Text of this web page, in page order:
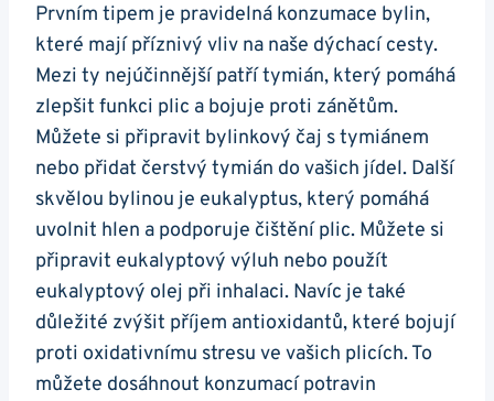
Prvním tipem je pravidelná konzumace bylin,
které mají ⁢příznivý‍ vliv na naše dýchací cesty.‍
Mezi ty nejúčinnější ​patří ⁢tymián, ​který pomáhá
zlepšit funkci plic‍ a bojuje proti ‌zánětům.‍
Můžete si připravit ⁢bylinkový čaj s tymiánem
⁣nebo přidat čerstvý tymián⁢ do vašich ​jídel. Další
skvělou bylinou‌ je eukalyptus, který pomáhá
uvolnit hlen⁣ a podporuje čištění plic. Můžete si
připravit eukalyptový výluh nebo použít
eukalyptový olej při inhalaci. ​Navíc je také
důležité zvýšit příjem antioxidantů, které bojují
proti ⁤oxidativnímu ‌stresu ve vašich plicích. To ​
můžete dosáhnout konzumací ‍potravin